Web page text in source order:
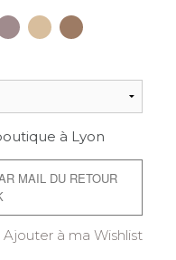
à Lyon
MAIL DU RETOUR
Ajouter à ma Wishlist